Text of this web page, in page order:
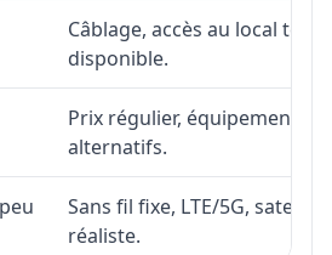
Câblage, accès au local
disponible.
Prix régulier, équipement,
alternatifs.
Sans fil fixe, LTE/5G,
réaliste.